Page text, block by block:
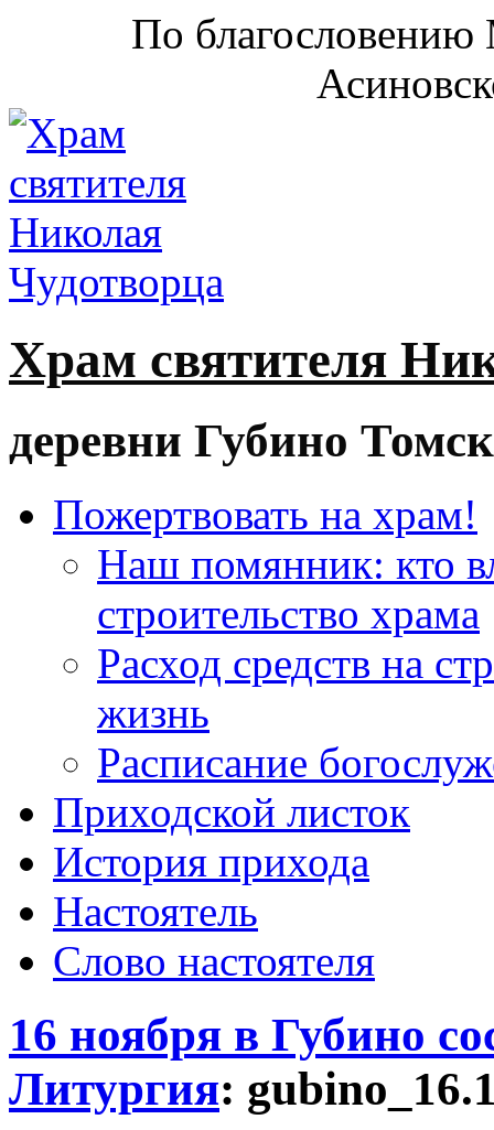
По благословению
Храм святителя
деревни Губино
Пожертвовать на храм!
Наш помянник: кто
строительство храма
Расход средств на
жизнь
Расписание
Приходской листок
История прихода
Настоятель
Слово настоятеля
16 ноября в Губино
Литургия: